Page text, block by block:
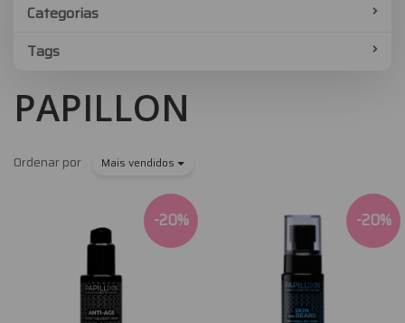
Categorias
Tags
PAPILLON
Ordenar por Mais vendidos
-20% -20%